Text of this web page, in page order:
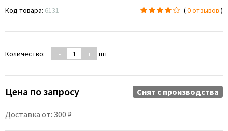
Код товара: 6131 (0 отзывов )
Количество: - + шт
Цена по запросу
Доставка от: 300 ₽
Снят c производства